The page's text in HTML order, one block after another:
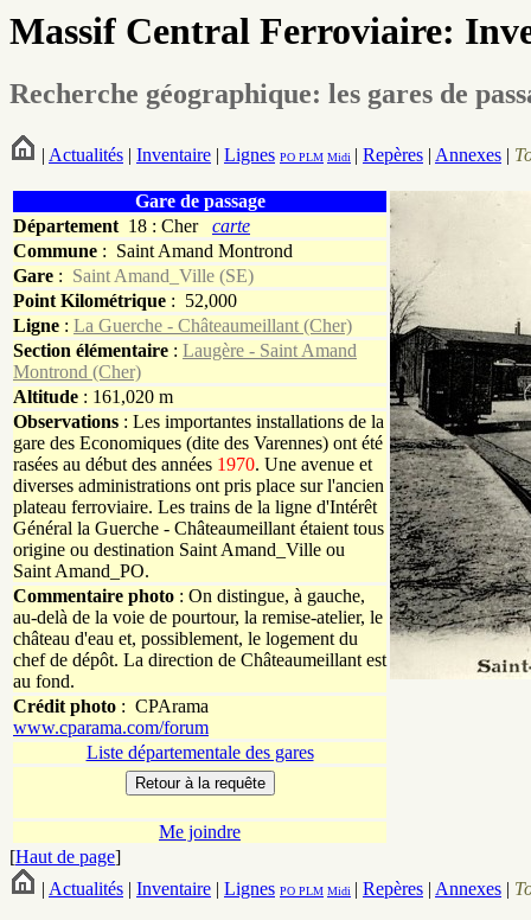
Massif Central Ferroviaire:
Recherche géographique: les gares de
| Actualités | Inventaire | Lignes PO PLM Midi | Repères | Annexes |
Gare de passage
Département 18 : Cher carte
Commune : Saint Amand Montrond
Gare : Saint Amand_Ville (SE)
Point Kilométrique : 52,000
Ligne : La Guerche - Châteaumeillant (Cher)
Section élémentaire : Laugère - Saint Amand
Montrond (Cher)
Altitude : 161,020 m
Observations : Les importantes installations de la
gare des Economiques (dite des Varennes) ont été
rasées au début des années 1970. Une avenue et
diverses administrations ont pris place sur l'ancien
plateau ferroviaire. Les trains de la ligne d'Intérêt
Général la Guerche - Châteaumeillant étaient tous
origine ou destination Saint Amand_Ville ou
Saint Amand_PO.
Commentaire photo : On distingue, à gauche,
au-delà de la voie de pourtour, la remise-atelier, le
château d'eau et, possiblement, le logement du
chef de dépôt. La direction de Châteaumeillant est
au fond.
Crédit photo : CPArama
www.cparama.com/forum
Liste départementale des gares
Me joindre
[Haut de page]
| Actualités | Inventaire | Lignes PO PLM Midi | Repères | Annexes |